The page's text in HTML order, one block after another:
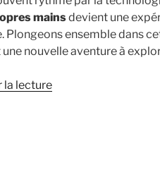
mainsdevient une
Plongeons ensemble dans
nouvelle aventure à
la lecturede